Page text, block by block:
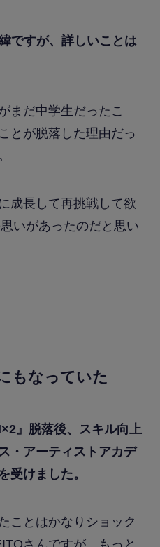
ですが、詳しいことは
まだ中学生だったこ
とが脱落した理由だっ
成長して再挑戦して欲
いがあったのだと思い
もなっていた
』脱落後、スキル向上
・アーティストアカデ
受けました。
ことはかなりショック